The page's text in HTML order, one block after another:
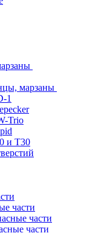
марзаны
1
Trio
и Т30
части
части
части